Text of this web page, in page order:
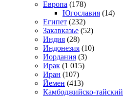
Европа (178)
Югославия (14)
Египет (232)
Закавказье (52)
Индия (28)
Индонезия (10)
Иордания (3)
Ирак (1 015)
Иран (107)
Йемен (413)
Камбоджийско-тайский